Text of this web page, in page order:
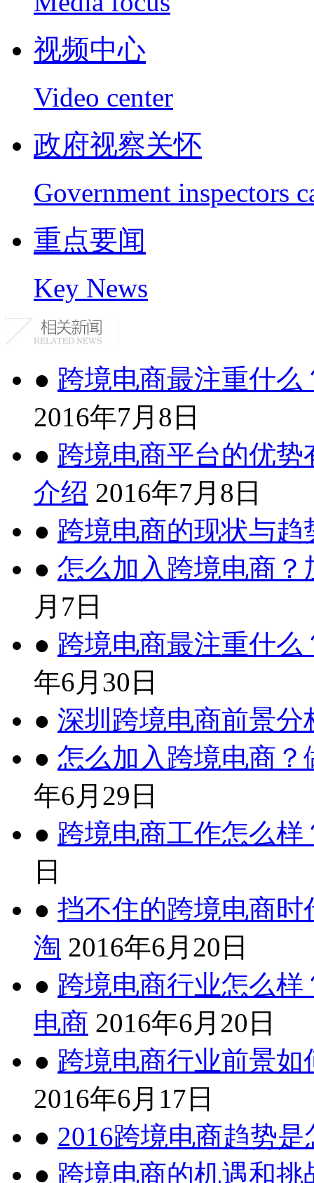
视频中心
Video center
政府视察关怀
Government inspectors
重点要闻
Key News
● 跨境电商最注重什
2016年7月8日
● 跨境电商平台的优
介绍 2016年7月8日
● 跨境电商的现状与趋
● 怎么加入跨境电商
月7日
● 跨境电商最注重什
年6月30日
● 深圳跨境电商前景分
● 怎么加入跨境电商
年6月29日
● 跨境电商工作怎么
日
● 挡不住的跨境电商
淘 2016年6月20日
● 跨境电商行业怎么
电商 2016年6月20日
● 跨境电商行业前景
2016年6月17日
● 2016跨境电商趋势是
● 跨境电商的机遇和挑